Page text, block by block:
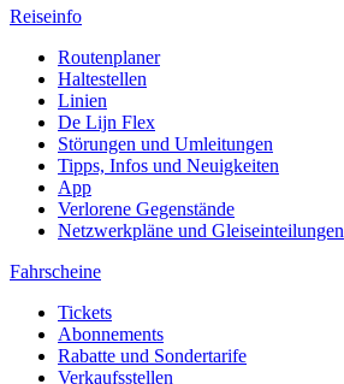
Reiseinfo
Routenplaner
Haltestellen
Linien
De Lijn Flex
Störungen und Umleitungen
Tipps, Infos und Neuigkeiten
App
Verlorene Gegenstände
Netzwerkpläne und Gleiseinteilungen
Fahrscheine
Tickets
Abonnements
Rabatte und Sondertarife
Verkaufsstellen